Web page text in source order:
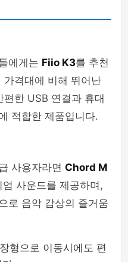
에게는 Fiio K3를 추천
가격대에 비해 뛰어난
한 USB 연결과 휴대
적합한 제품입니다.
사용자라면 Chord M
사운드를 제공하며,
로 음악 감상의 즐거움
형으로 이동시에도 편